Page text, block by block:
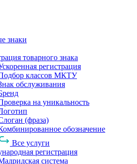
знаки
товарного знака
регистрация
классов МКТУ
обслуживания
на уникальность
(фраза)
обозначение
Все услуги
регистрация
система